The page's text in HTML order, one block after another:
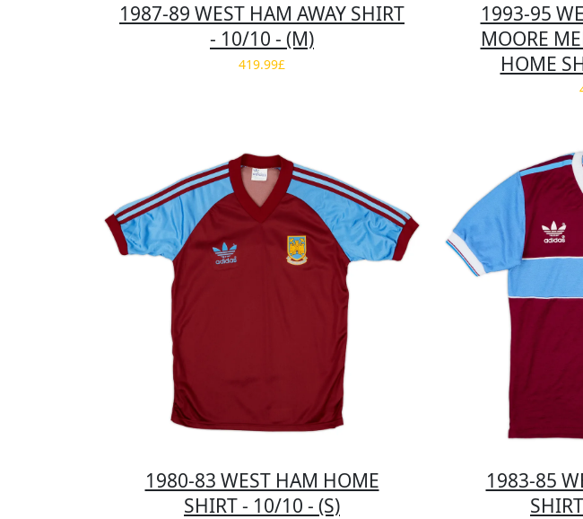
1987-89 WEST HAM AWAY SHIRT
- 10/10 - (M)
419.99£
1993-95
MOORE
HOME
1980-83 WEST HAM HOME
SHIRT - 10/10 - (S)
1983-85